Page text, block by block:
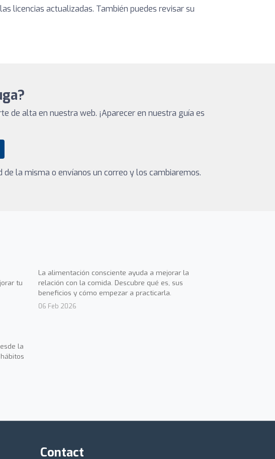
licencias actualizadas. También puedes revisar su
de alta en nuestra web. ¡Aparecer en nuestra guía es
la misma o envíanos un correo y los cambiaremos.
tu
La alimentación consciente ayuda a mejorar la
relación con la comida. Descubre qué es, sus
beneficios y cómo empezar a practicarla.
06 Feb 2026
la
Contact